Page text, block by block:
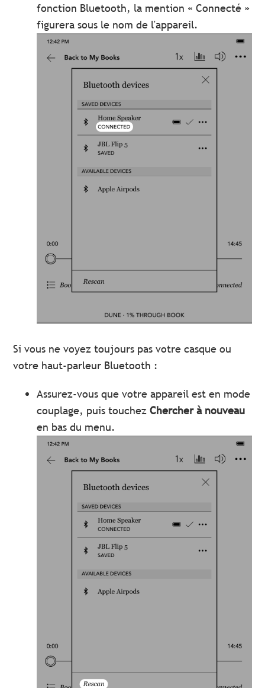
fonction Bluetooth, la mention « Connecté »
figurera sous le nom de l'appareil.
Si vous ne voyez toujours pas votre casque ou
votre haut-parleur Bluetooth :
Assurez-vous que votre appareil est en mode
couplage, puis touchezChercher à nouveau
en bas du menu.